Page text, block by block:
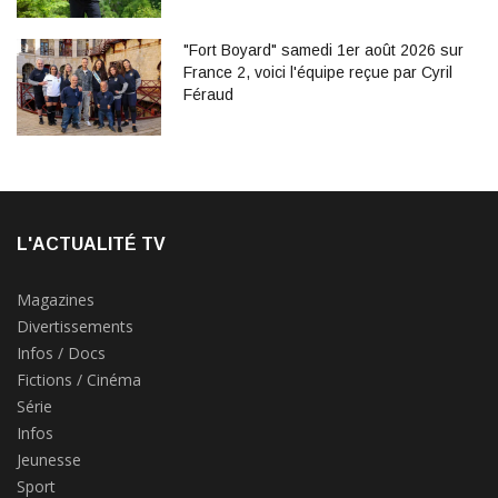
"Fort Boyard" samedi 1er août 2026 sur
France 2, voici l'équipe reçue par Cyril
Féraud
L'ACTUALITÉ TV
Magazines
Divertissements
Infos / Docs
Fictions / Cinéma
Série
Infos
Jeunesse
Sport